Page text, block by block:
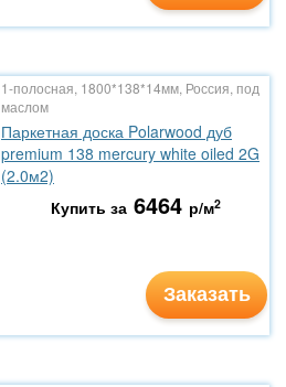
1-полосная, 1800*138*14мм, Россия, под
маслом
Паркетная доска Polarwood дуб
premium 138 mercury white oiled 2G
(2.0м2)
Купить за 6464 р/м2
Заказать